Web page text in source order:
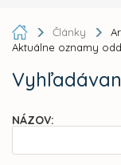
Články
Aktuálne oznamy
NÁZOV: